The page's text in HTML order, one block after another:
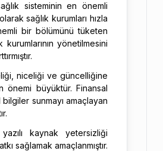
sisteminin en önemli
sağlık kurumları hızla
bir bölümünü tüketen
yönetilmesini
niceliği ve güncelliğine
önemi büyüktür. Finansal
sunmayı amaçlayan
kaynak yetersizliği
sağlamak amaçlanmıştır.